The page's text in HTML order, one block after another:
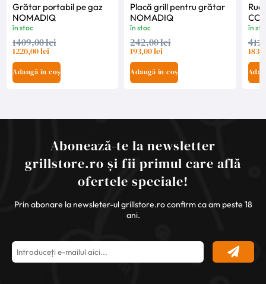
Grătar portabil pe gaz
NOMADIQ
în stoc
1409,00 lei
1220,00 lei
Adaugă în coș
Placă grill pentru grătar
NOMADIQ
în stoc
242,00 lei
193,00 lei
Adaugă în coș
în
Abonează-te la newsletter
grillstore.ro și fii primul care află
ofertele speciale!
Prin abonare la newsleter-ul grillstore.ro confirm ca am peste 18
ani.